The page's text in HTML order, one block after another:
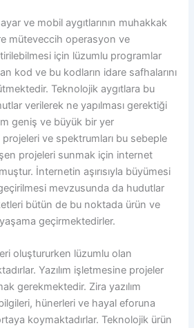
ve mobil aygıtlarının muhakkak
müteveccih operasyon ve
için lüzumlu programlar
kod ve bu kodların idare safhalarını
Teknolojik aygıtlara bu
verilerek ne yapılması gerektiği
geniş ve büyük bir yer
projeleri ve spektrumları bu sebeple
projeleri sunmak için internet
İnternetin aşırısıyla büyümesi
mevzusunda da hudutlar
bütün de bu noktada ürün ve
geçirmektedirler.
oluştururken lüzumlu olan
Yazılım işletmesine projeler
gerekmektedir. Zira yazılım
bilgileri, hünerleri ve hayal eforuna
koymaktadırlar. Teknolojik ürün